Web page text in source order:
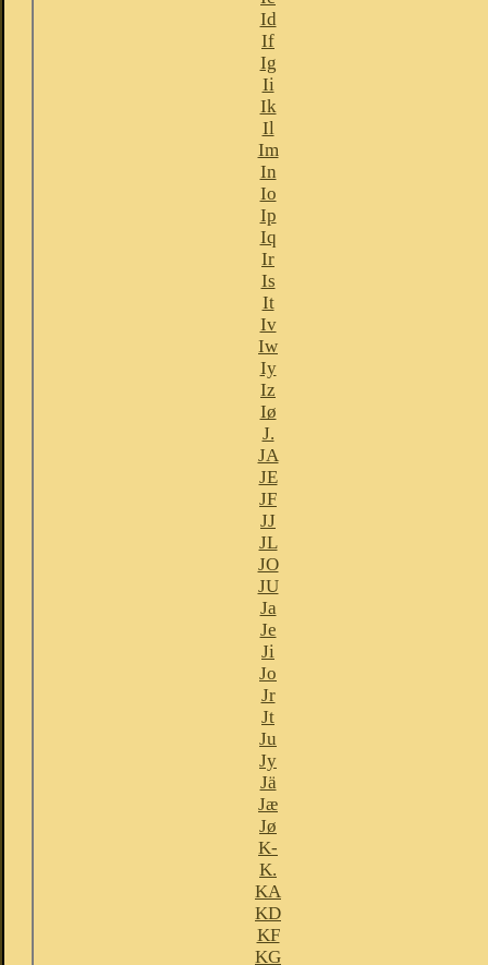
Id
If
Ig
Ii
Ik
Il
Im
In
Io
Ip
Iq
Ir
Is
It
Iv
Iw
Iy
Iz
Iø
J.
JA
JE
JF
JJ
JL
JO
JU
Ja
Je
Ji
Jo
Jr
Jt
Ju
Jy
Jä
Jæ
Jø
K-
K.
KA
KD
KF
KG